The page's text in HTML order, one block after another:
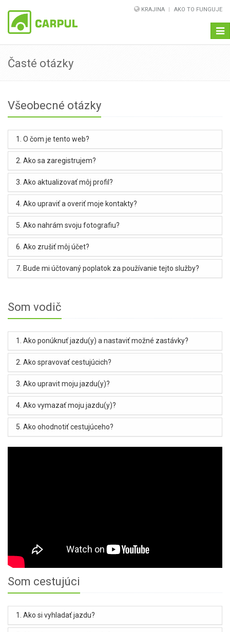
KRAJINA AKO TO FUNGUJE
Časté otázky
Všeobecné otázky
1. O čom je tento web?
2. Ako sa zaregistrujem?
3. Ako aktualizovať môj profil?
4. Ako upraviť a overiť moje kontakty?
5. Ako nahrám svoju fotografiu?
6. Ako zrušiť môj účet?
7. Bude mi účtovaný poplatok za používanie tejto služby?
Som vodič
1. Ako ponúknuť jazdu(y) a nastaviť možné zastávky?
2. Ako spravovať cestujúcich?
3. Ako upravit moju jazdu(y)?
4. Ako vymazať moju jazdu(y)?
5. Ako ohodnotiť cestujúceho?
Som cestujúci
1. Ako si vyhladať jazdu?